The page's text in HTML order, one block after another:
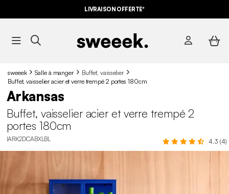
BONS PLANS* AVEC LECODE SUMMER10
LIVRAISON OFFERTE*
sweeek Salle à manger
Buffet, vaisselier
Buffet, vaisselier acier et verre trempé 2 portes 180cm
Arkansas
Buffet, vaisselier acier et verre trempé 2
portes 180cm
IARK2DCABXLBL 4.3 (4)